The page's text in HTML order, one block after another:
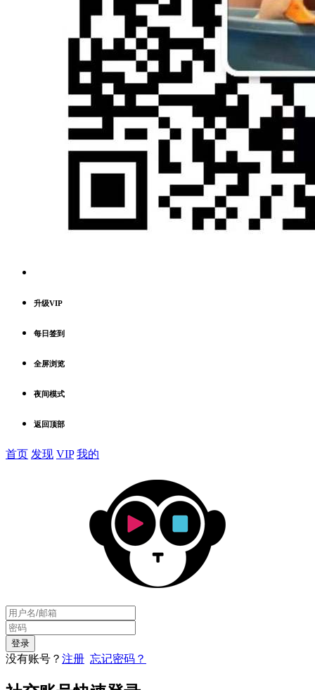
升级VIP
每日签到
全屏浏览
夜间模式
返回顶部
首页 发现 VIP 我的
没有账号？ 注册 忘记密码？